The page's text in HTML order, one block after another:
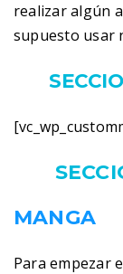
realizar algún
supuesto usar
MANGA
Para empezar